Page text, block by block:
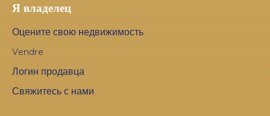
Я владелец
Оцените свою недвижимость
Vendre
Логин продавца
Свяжитесь с нами